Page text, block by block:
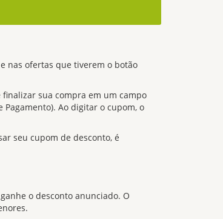
nas ofertas que tiverem o botão
sua compra em um campo
Ao digitar o cupom, o
seu cupom de desconto, é
o desconto anunciado. O